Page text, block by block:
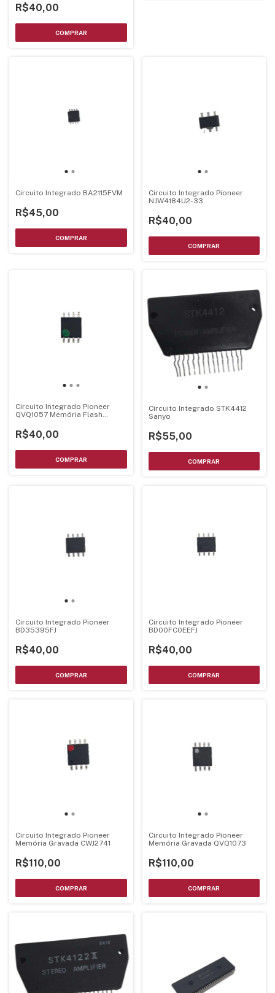
R$40,00
Circuito Integrado BA2115FVM
R$45,00
Circuito Integrado Pioneer
NJW4184U2-33
R$40,00
Circuito Integrado Pioneer
QVQ1057 Memória Flash
R$40,00
Circuito Integrado STK4412
Sanyo
R$55,00
Circuito Integrado Pioneer
BD35395FJ
R$40,00
Circuito Integrado Pioneer
BD00FC0EEFJ
R$40,00
Circuito Integrado Pioneer
Memória Gravada CWJ2741
R$110,00
Circuito Integrado Pioneer
Memória Gravada QVQ1073
R$110,00